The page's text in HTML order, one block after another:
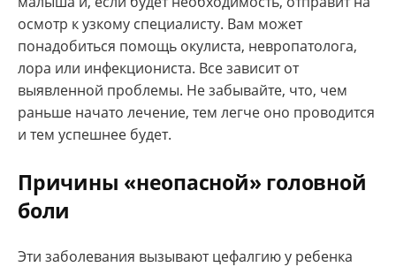
осмотр к узкому специалисту. Вам может
понадобиться помощь окулиста, невропатолога,
лора или инфекциониста. Все зависит от
выявленной проблемы. Не забывайте, что, чем
раньше начато лечение, тем легче оно проводится
и тем успешнее будет.
Причины «неопасной» головной
боли
Эти заболевания вызывают цефалгию у ребенка